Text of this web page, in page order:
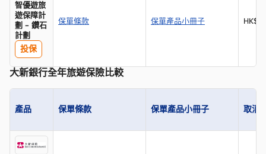
智優遊旅
遊保障計
劃 - 鑽石
計劃
投保
保單條款 保單產品小冊子
大新銀行全年旅遊保險比較
產品 保單條款 保單產品小冊子 取消